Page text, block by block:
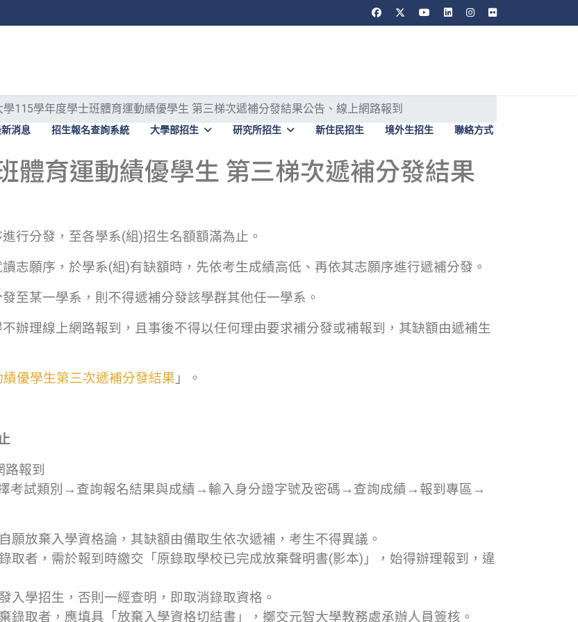
消息 招生報名查詢系統 大學部招生 研究所招生 新住民招生 境外生招生 聯絡方式
學115學年度學士班體育運動績優學生 第三梯次遞補分發結果公告、線上網路報到
體育運動績優學生 第三梯次遞補分發結果
行分發，至各學系(組)招生名額額滿為止。
志願序，於學系(組)有缺額時，先依考生成績高低、再依其志願序進行遞補分發。
至某一學系，則不得遞補分發該學群其他任一學系。
辦理線上網路報到，且事後不得以任何理由要求補分發或補報到，其缺額由遞補生
優學生第三次遞補分發結果 」。
報到
考試類別→查詢報名結果與成績→輸入身分證字號及密碼→查詢成績→報到專區→
願放棄入學資格論，其缺額由備取生依次遞補，考生不得異議。
取者，需於報到時繳交「原錄取學校已完成放棄聲明書(影本)」，始得辦理報到，違
入學招生，否則一經查明，即取消錄取資格。
錄取者，應填具「放棄入學資格切結書」，擲交元智大學教務處承辦人員簽核。